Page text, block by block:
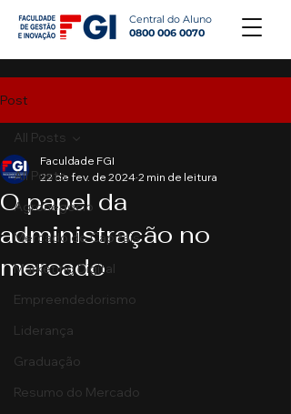
Central do Aluno
0800 006 0070
Post
All Posts
Agronegócio
Mercado de Capitais
Marketing Digital
Empreendedorismo
Liderança
Graduação
Resumo do Mercado
All Posts
O papel da
administração no
mercado
Faculdade FGI
22 de fev. de 2024 2 min de leitura